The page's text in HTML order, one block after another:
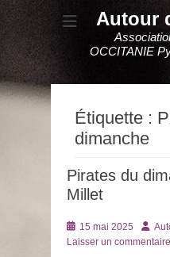
Autour
OCCITANIE
Étiquette :
dimanche
Pirates du
Millet
Posté
le
15 mai 2025 Auteur
Laisser un commentaire